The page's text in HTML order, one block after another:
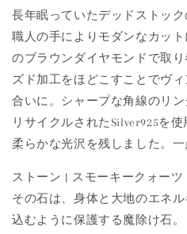
a
Kind
Reni
Ring
の
数
量
を
ら
す
a
Kind
Ring
の
数
量
を
や
す
長年眠っていたデッドストッ
職人の手によりモダンなカッ
のブラウンダイヤモンドで取
ズド加工をほどこすことでヴ
合いに。シャープな角線のリ
リサイクルされたSilver925を
柔らかな光沢を残しました。一
ストーン | スモーキークォーツ
その石は、身体と大地のエネ
込むように保護する魔除け石。